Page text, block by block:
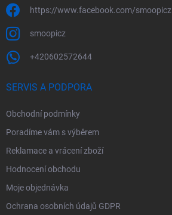
https://www.facebook.com/smoopicz
smoopicz
+420602572644
SERVIS A PODPORA
Obchodní podmínky
Poradíme vám s výběrem
Reklamace a vrácení zboží
Hodnocení obchodu
Moje objednávka
Ochrana osobních údajů GDPR